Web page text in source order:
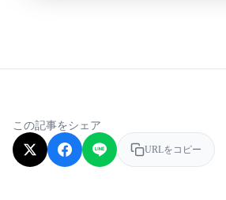
この記事をシェア
URLをコピー